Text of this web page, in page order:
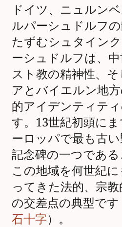
ドイツ、ニュルン
ルパーシュドルフ
たずむシュタイン
ーシュドルフは、
スト教の精神性、
アとバイエルン地
的アイデンティテ
す。13世紀初頭に
ーロッパで最も古
記念碑の一つである
この地域を何世紀
ってきた法的、宗
の交差点の典型です
石十字）。